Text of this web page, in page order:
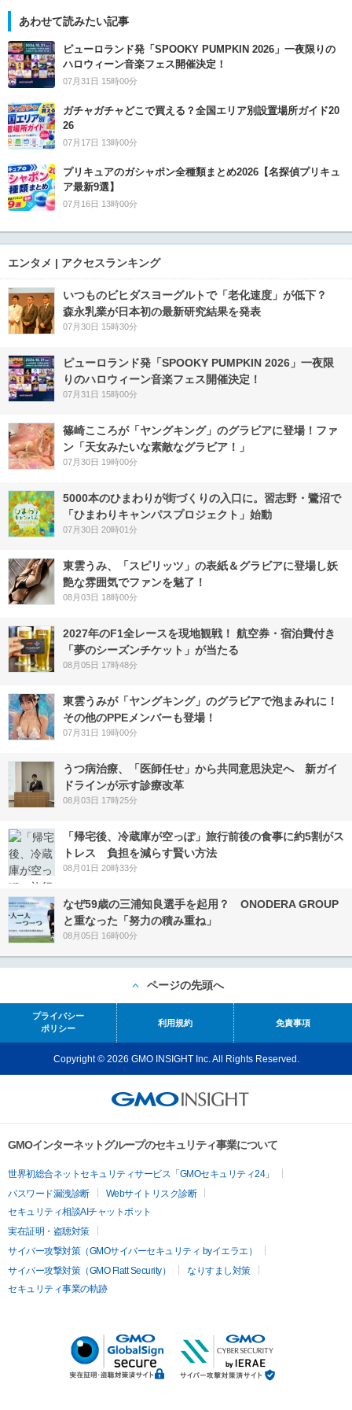
あわせて読みたい記事
ピューロランド発「SPOOKY PUMPKIN 2026」一夜限りの
ハロウィーン音楽フェス開催決定！
07月31日 15時00分
ガチャガチャどこで買える？全国エリア別設置場所ガイド20
26
07月17日 13時00分
プリキュアのガシャポン全種類まとめ2026【名探偵プリキュ
ア最新9選】
07月16日 13時00分
エンタメ | アクセスランキング
いつものビヒダスヨーグルトで「老化速度」が低下？
森永乳業が日本初の最新研究結果を発表
07月30日 15時30分
ピューロランド発「SPOOKY PUMPKIN 2026」一夜限
りのハロウィーン音楽フェス開催決定！
07月31日 15時00分
篠崎こころが「ヤングキング」のグラビアに登場！ファ
ン「天女みたいな素敵なグラビア！」
07月30日 19時00分
5000本のひまわりが街づくりの入口に。習志野・鷺沼で
「ひまわりキャンパスプロジェクト」始動
07月30日 20時01分
東雲うみ、「スピリッツ」の表紙＆グラビアに登場し妖
艶な雰囲気でファンを魅了！
08月03日 18時00分
2027年のF1全レースを現地観戦！ 航空券・宿泊費付き
「夢のシーズンチケット」が当たる
08月05日 17時48分
東雲うみが「ヤングキング」のグラビアで泡まみれに！
その他のPPEメンバーも登場！
07月31日 19時00分
うつ病治療、「医師任せ」から共同意思決定へ 新ガイ
ドラインが示す診療改革
08月03日 17時25分
「帰宅後、冷蔵庫が空っぽ」旅行前後の食事に約5割がス
トレス 負担を減らす賢い方法
08月01日 20時33分
なぜ59歳の三浦知良選手を起用？ ONODERA GROUP
と重なった「努力の積み重ね」
08月05日 16時00分
ページの先頭へ
プライバシー
ポリシー
利用規約 免責事項
Copyright © 2026 GMO INSIGHT Inc. All Rights Reserved.
GMOインターネットグループのセキュリティ事業について
世界初総合ネットセキュリティサービス「GMOセキュリティ24」
パスワード漏洩診断
Webサイトリスク診断
セキュリティ相談AIチャットボット
実在証明・盗聴対策
サイバー攻撃対策（GMOサイバーセキュリティ byイエラエ）
サイバー攻撃対策（GMO Flatt Security）
なりすまし対策
セキュリティ事業の軌跡